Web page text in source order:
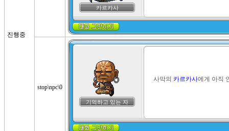
진행중
카르카사
stop\npc\0
기억하고 있는 자
사막의 카르카사에게 아직